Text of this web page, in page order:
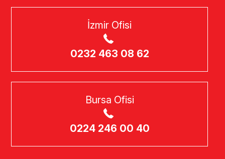
İzmir Ofisi
0232 463 08 62
Bursa Ofisi
0224 246 00 40